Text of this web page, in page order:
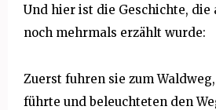
Und hier ist die Geschichte, die
noch mehrmals erzählt wurde:
Zuerst fuhren sie zum
führte und beleuchteten den